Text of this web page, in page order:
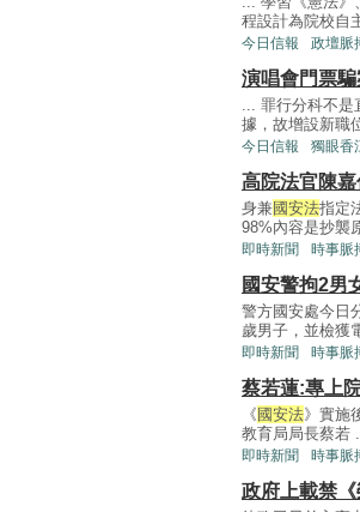
程設計為院校自
今日信報 政壇脈
演唱會門票
... 罪行分科不是
據，故增設新職
今日信報 獨眼香
高院法官陳
身兼國安法指定
98%內容是抄襲
即時新聞 時事脈
國安警拘2男
警方國安處今日
歲男子，並檢獲
即時新聞 時事脈
蔡若蓮:專上
《 國安法》實施
教育局局長蔡若
即時新聞 時事脈
政府上載禁